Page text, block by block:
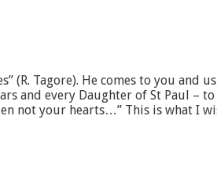
(R. Tagore). He comes to you and
and every Daughter of St Paul –
not your hearts…” This is what I